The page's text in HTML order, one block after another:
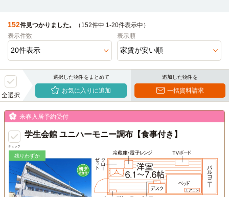
152件見つかりました。
（152件中 1-20件表示中）
表示件数
表示順
全選択
選択した物件をまとめて
お気に入りに追加
追加した物件を
一括資料請求
チェック
来春入居予約受付
学生会館 ユニハーモニー調布【食事付き】
残りわずか